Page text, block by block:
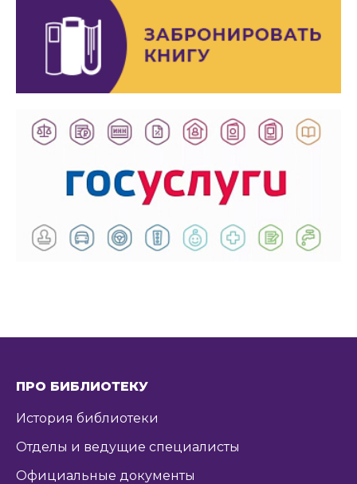
ПРО БИБЛИОТЕКУ
История библиотеки
Отделы и ведущие специалисты
Официальные документы